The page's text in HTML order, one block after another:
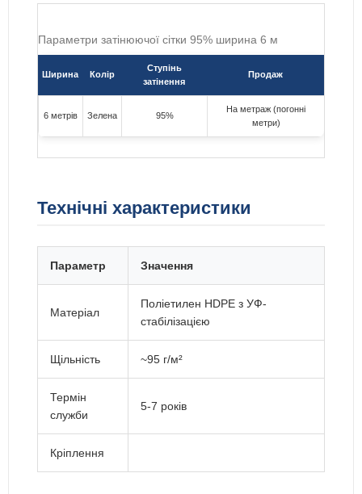
Параметри затінюючої сітки 95% ширина 6 м
Ширина Колір
Ступінь
затінення
Продаж
6 метрів Зелена 95%
На метраж (погонні
метри)
Технічні характеристики
Параметр Значення
Матеріал
Поліетилен HDPE з УФ-
стабілізацією
Щільність ~95 г/м²
Термін
служби
5-7 років
Кріплення